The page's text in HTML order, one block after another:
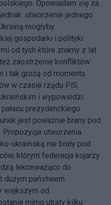
Opowiadam się za
utworzenie jednego
mogłyby
gospodarki i polityki
od tych które znamy z lat
zaostrzenie konfliktów
i tak grożą od momentu
w czasie rządu PiS.
i wypowiedzi
prezydenckiego
jest poważnie brany pod
utworzenia
ukraińską nie brały pod
którym federacja kojarzy
lekceważąco do
dużym państwem
większym od
mimo utraty kilku